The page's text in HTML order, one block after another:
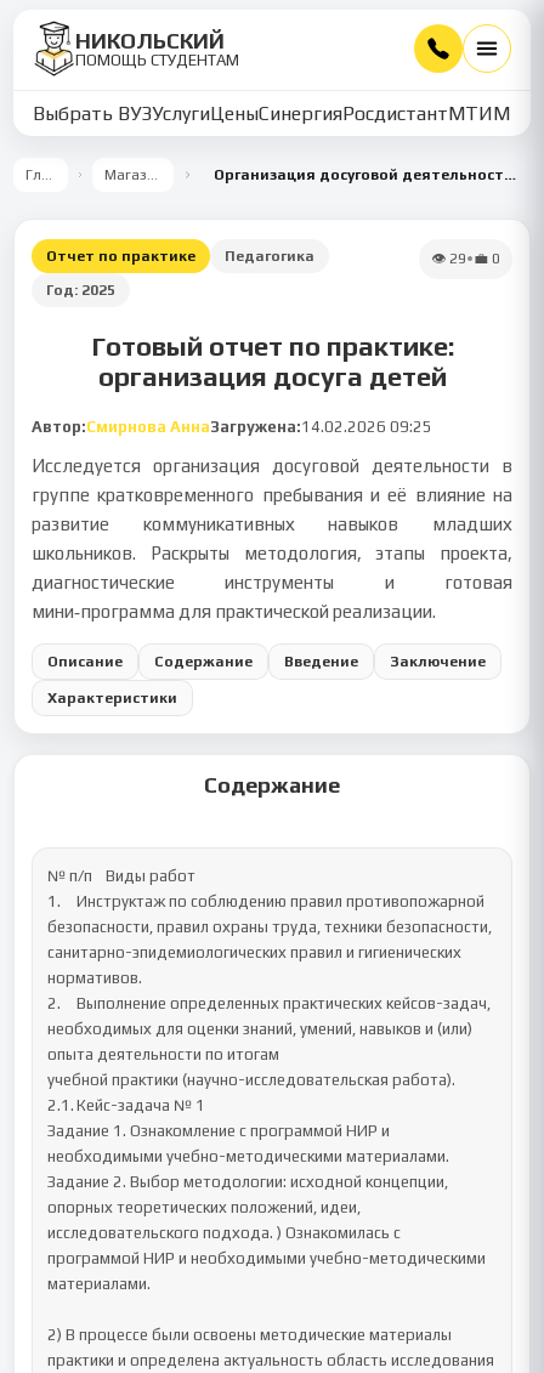
НИКОЛЬСКИЙ
ПОМОЩЬ СТУДЕНТАМ
Выбрать ВУЗУслугиЦеныСинергияРосдистантМТИММУ
Главная Магазин работ Организация досуговой деятельности в группе кратковременного пребывания для развития коммуникативных навыков младших школьников
Отчет по практике
Педагогика
Год: 2025
👁 29•💼 0
Готовый отчет по практике:
организация досуга детей
Автор:Смирнова АннаЗагружена:14.02.2026 09:25
Исследуется организация досуговой деятельности в
группе кратковременного пребывания и её влияние на
развитие коммуникативных навыков младших
школьников. Раскрыты методология, этапы проекта,
диагностические инструменты и готовая
мини‑программа для практической реализации.
Описание Содержание Введение Заключение
Характеристики
Содержание
№ п/п	Виды работ
1.	Инструктаж по соблюдению правил противопожарной
безопасности, правил охраны труда, техники безопасности,
санитарно-эпидемиологических правил и гигиенических
нормативов.
2.	Выполнение определенных практических кейсов-задач,
необходимых для оценки знаний, умений, навыков и (или)
опыта деятельности по итогам
учебной практики (научно-исследовательская работа).
2.1.	Кейс-задача № 1
Задание 1. Ознакомление с программой НИР и
необходимыми учебно-методическими материалами.
Задание 2. Выбор методологии: исходной концепции,
опорных теоретических положений, идеи,
исследовательского подхода. ) Ознакомилась с
программой НИР и необходимыми учебно-методическими
материалами.
2) В процессе были освоены методические материалы
практики и определена актуальность область исследования